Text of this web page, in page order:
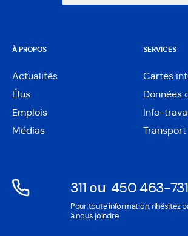
À PROPOS
Actualités
Élus
Emplois
Médias
SERVICES
Cartes
Données
Info-
311Ouvre
dans
une
ou 450 463-Ouvre
dans
Pour toute information, n'hésitez
à nous joindre